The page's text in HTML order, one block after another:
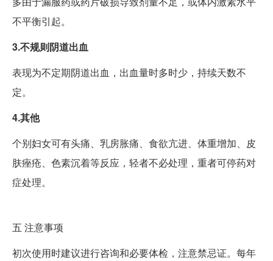
不平衡引起。
3.不规则阴道出血
表现为不定期阴道出血，出血量时多时少，持续天数不
定。
4.其他
个别妇女可有头痛、乳房胀痛、食欲亢进、体重增加、皮
肤痤疮、色素沉着等反应，轻者不必处理，重者可停药对
症处理。
五 注意事项
初次使用时建议进行咨询和必要体检，注意禁忌证。每年